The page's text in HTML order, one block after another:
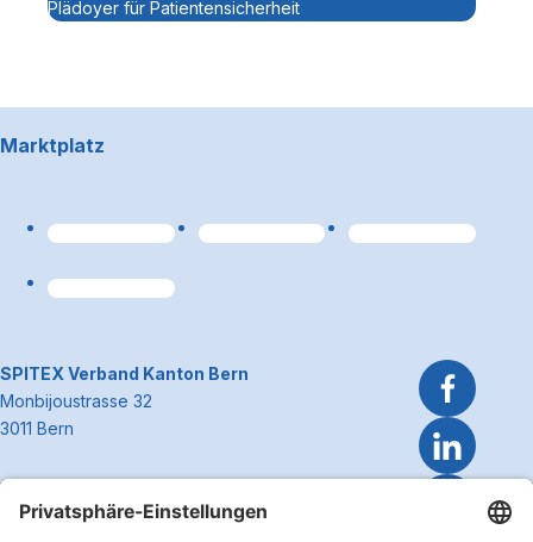
Plädoyer für Patientensicherheit
Marktplatz
~Kontaktinformationen
SPITEX Verband Kanton Bern
Monbijoustrasse 32
3011 Bern
E-Mailinfo@spitexbe.ch